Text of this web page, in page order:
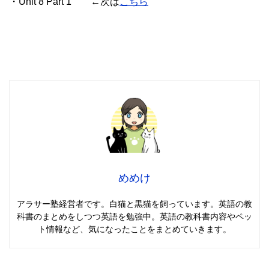
めめけ
アラサー塾経営者です。白猫と黒猫を飼っています。英語の教
科書のまとめをしつつ英語を勉強中。英語の教科書内容やペッ
ト情報など、気になったことをまとめていきます。